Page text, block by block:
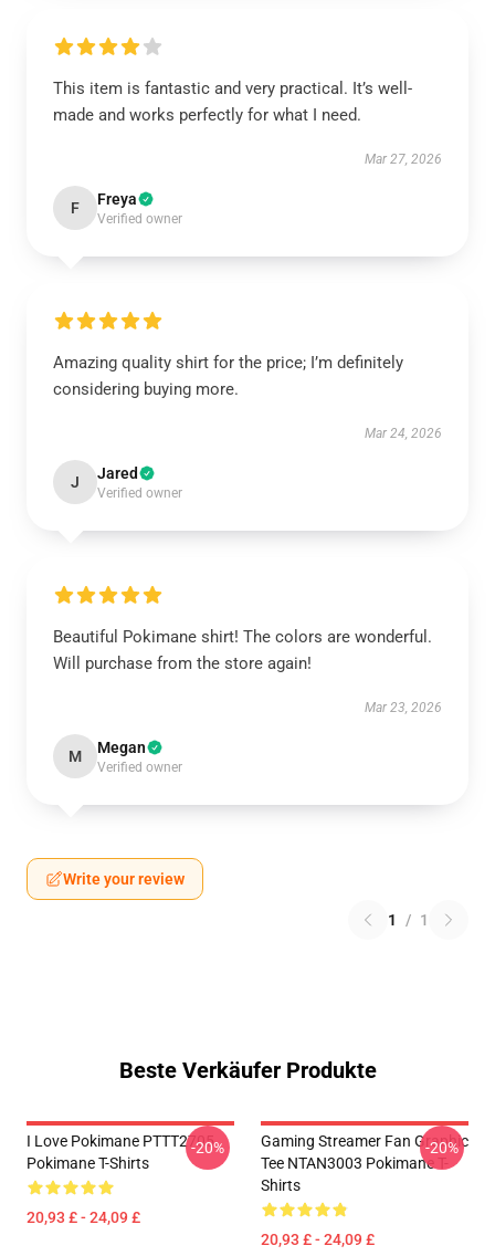
This item is fantastic and very practical. It’s well-
made and works perfectly for what I need.
Mar 27, 2026
F Freya
Verified owner
Amazing quality shirt for the price; I’m definitely
considering buying more.
Mar 24, 2026
J Jared
Verified owner
Beautiful Pokimane shirt! The colors are wonderful.
Will purchase from the store again!
Mar 23, 2026
M Megan
Verified owner
Write your review
1 / 1
Beste Verkäufer Produkte
I Love Pokimane PTTT2705
Pokimane T-Shirts
20,93 £ - 24,09 £
-20%
Gaming Streamer Fan Graphic
Tee NTAN3003 Pokimane T-
Shirts
20,93 £ - 24,09 £
-20%